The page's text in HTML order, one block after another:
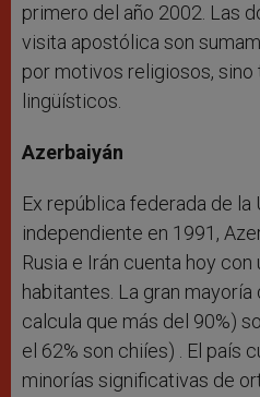
primero del año 2002. Las
visita apostólica son
por motivos religiosos,
lingüísticos.
Azerbaiyán
Ex república federada de la
independiente en 1991,
Rusia e Irán cuenta hoy
habitantes. La gran
calcula que más del 90%)
el 62% son chiíes) . El país
minorías significativas de